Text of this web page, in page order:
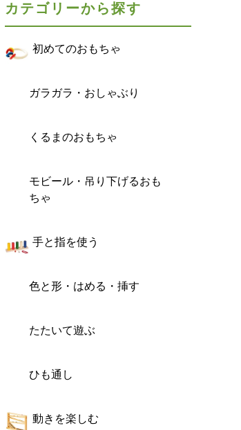
カテゴリーから探す
初めてのおもちゃ
ガラガラ・おしゃぶり
くるまのおもちゃ
モビール・吊り下げるおも
ちゃ
手と指を使う
色と形・はめる・挿す
たたいて遊ぶ
ひも通し
動きを楽しむ